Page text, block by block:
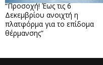
“Προσοχή! Έως τις 6
Δεκεμβρίου ανοιχτή η
πλατφόρμα για το επίδομα
θέρμανσης”